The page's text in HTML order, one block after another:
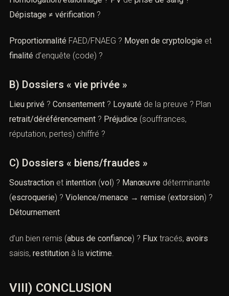
Dépistage ≠ vérification ?
Proportionnalité FAED/FNAEG ? Moyen de cryptologie et
finalité d’enquête (code) ?
B) Dossiers « vie privée »
Lieu privé ? Consentement ? Loyauté de la preuve ? Plan
retrait/déréférencement ? Préjudice (souffrances,
réputation, pertes) chiffré ?
C) Dossiers « biens/fraudes »
Soustraction et intention (vol) ? Manœuvre déterminante
(escroquerie) ? Violence/menace → remise (extorsion) ?
Détournement
d’un bien remis (abus de confiance) ? Flux tracés, avoirs
saisis, restitution à la victime
VIII) CONCLUSION